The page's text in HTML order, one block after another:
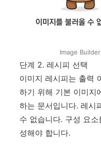
Image Builder
단계 2. 레시피 선택
이미지 레시피는 출력
하기 위해 기본 이미지
하는 문서입니다. 레시
수 없습니다. 구성 요
성해야 합니다.